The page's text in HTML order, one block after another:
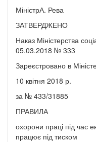
МіністрА. Рева
ЗАТВЕРДЖЕНО
Наказ Міністерства
05.03.2018 № 333
Зареєстровано в
10 квітня 2018 р.
за № 433/31885
ПРАВИЛА
охорони праці під час
працює під тиском